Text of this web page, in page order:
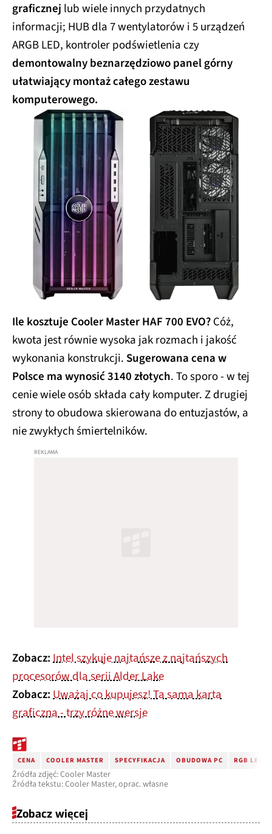
graficznej lub wiele innych przydatnych
informacji; HUB dla 7 wentylatorów i 5 urządzeń
ARGB LED, kontroler podświetlenia czy
demontowalny beznarzędziowo panel górny
ułatwiający montaż całego zestawu
komputerowego.
Ile kosztuje Cooler Master HAF 700 EVO?Cóż,
kwota jest równie wysoka jak rozmach i jakość
wykonania konstrukcji. Sugerowana cena w
Polsce ma wynosić 3140 złotych. To sporo - w tej
cenie wiele osób składa cały komputer. Z drugiej
strony to obudowa skierowana do entuzjastów, a
nie zwykłych śmiertelników.
Zobacz:Intel szykuje najtańsze z najtańszych
procesorów dla serii Alder Lake
Zobacz:Uważaj co kupujesz! Ta sama karta
graficzna - trzy różne wersje
CENA COOLER MASTER SPECYFIKACJA OBUDOWA PC RGB LED
Źródła zdjęć: Cooler Master
Źródła tekstu: Cooler Master, oprac. własne
Zobacz więcej